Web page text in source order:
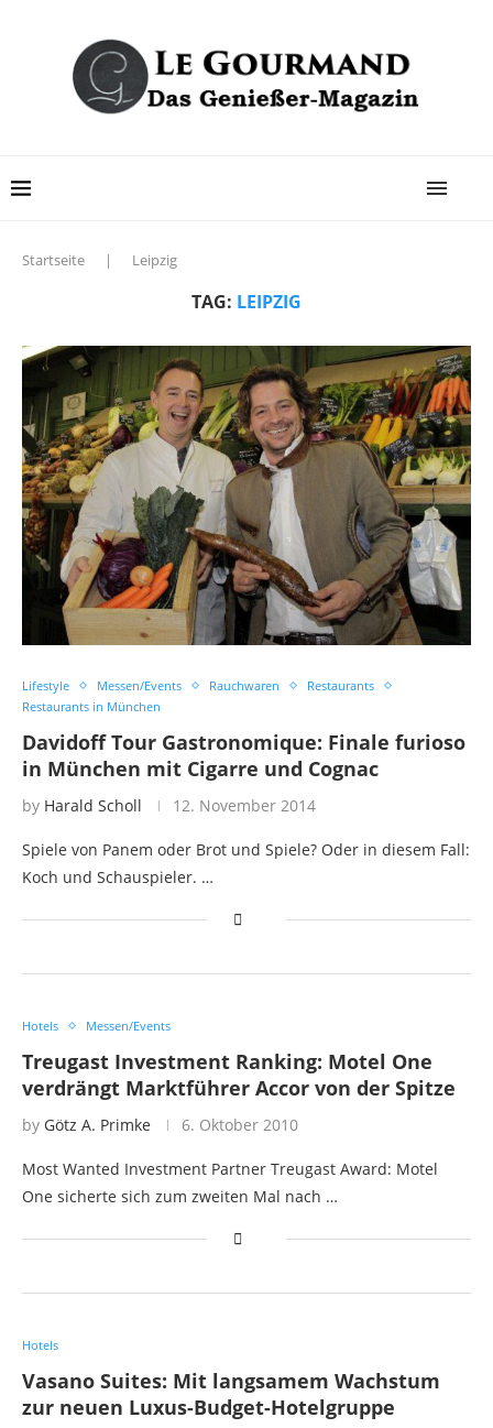
Startseite | Leipzig
TAG: LEIPZIG
Lifestyle Messen/Events Rauchwaren
Restaurants
Restaurants in München
Davidoff Tour Gastronomique: Finale furioso
in München mit Cigarre und Cognac
by Harald Scholl 12. November 2014
Spiele von Panem oder Brot und Spiele? Oder in diesem Fall:
Koch und Schauspieler. …
Hotels Messen/Events
Treugast Investment Ranking: Motel One
verdrängt Marktführer Accor von der Spitze
by Götz A. Primke 6. Oktober 2010
Most Wanted Investment Partner Treugast Award: Motel
One sicherte sich zum zweiten Mal nach …
Hotels
Vasano Suites: Mit langsamem Wachstum
zur neuen Luxus-Budget-Hotelgruppe